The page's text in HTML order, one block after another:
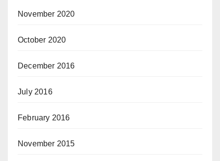
November 2020
October 2020
December 2016
July 2016
February 2016
November 2015